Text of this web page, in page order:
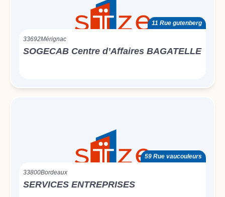
11 Rue gutenberg
33692Mérignac
SOGECAB Centre d’Affaires BAGATELLE
59 Rue vaucouleurs
33800Bordeaux
SERVICES ENTREPRISES